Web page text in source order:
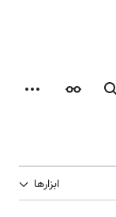
جستجوظاهر
ابزارها